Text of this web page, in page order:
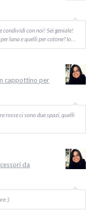
condividi con noi! Sei geniale!
lana e quelli per cotone? Io…
cappottino per
rosse ci sono due spazi, quelli
da
:)